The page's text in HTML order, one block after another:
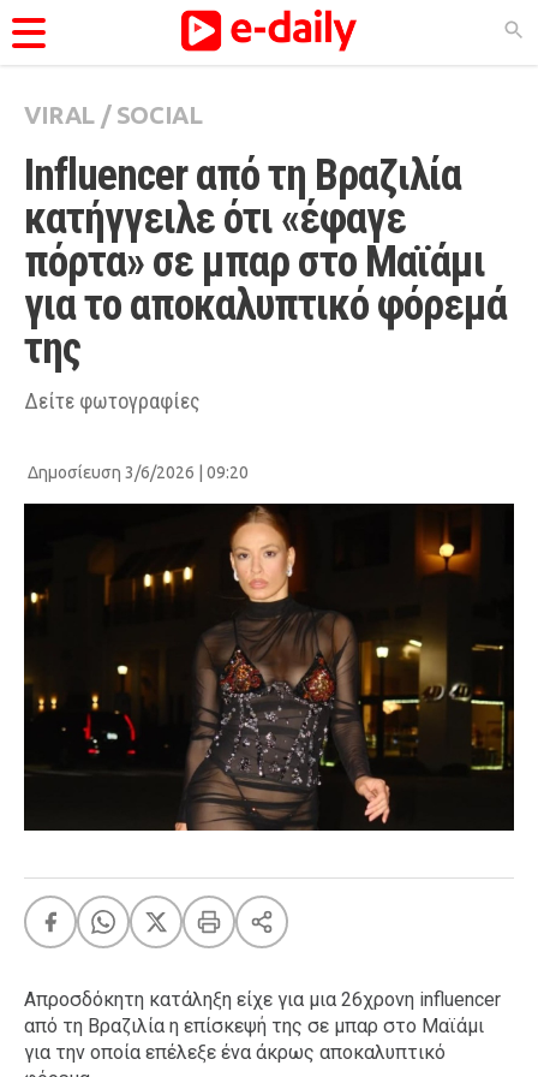
ΚΑΤΗΓΟΡΊΕΣ
Ειδήσεις
Θέματα
Videos
Podcasts
Viral
Life
Pop Culture
Πάσχα Eurovision
Retro Summer
LOL
Xmas
LIFE
Food
Body+Mind
VIRAL / SOCIAL
Influencer από τη Βραζιλία
κατήγγειλε ότι «έφαγε
πόρτα» σε μπαρ στο Μαϊάμι
για το αποκαλυπτικό φόρεμά
της
Δείτε φωτογραφίες
Δημοσίευση 3/6/2026 | 09:20
Απροσδόκητη κατάληξη είχε για μια 26χρονη influencer
από τη Βραζιλία η επίσκεψή της σε μπαρ στο Μαϊάμι
για την οποία επέλεξε ένα άκρως αποκαλυπτικό